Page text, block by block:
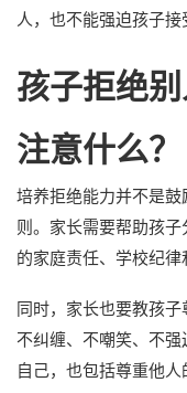
人，也不能强迫孩子接
孩子拒绝
注意什么？
培养拒绝能力并不是
则。家长需要帮助孩
的家庭责任、学校纪律
同时，家长也要教孩子
不纠缠、不嘲笑、不
自己，也包括尊重他人